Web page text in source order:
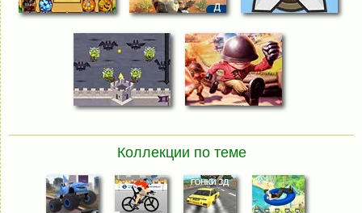
Коллекции по теме